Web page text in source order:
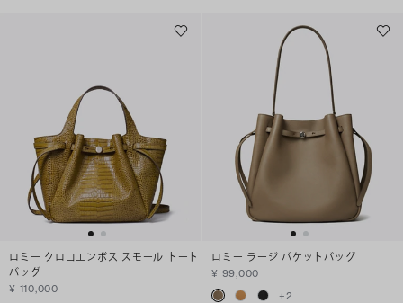
ロミー クロコエンボス スモール トート
バッグ
¥ 110,000
ロミー ラージ バケットバッグ
¥ 99,000
+2